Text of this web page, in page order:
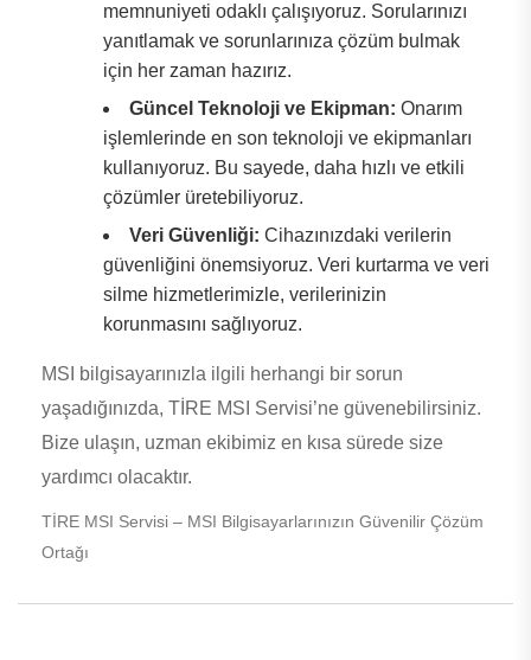
memnuniyeti odaklı çalışıyoruz. Sorularınızı
yanıtlamak ve sorunlarınıza çözüm bulmak
için her zaman hazırız.
Güncel Teknoloji ve Ekipman: Onarım
işlemlerinde en son teknoloji ve ekipmanları
kullanıyoruz. Bu sayede, daha hızlı ve etkili
çözümler üretebiliyoruz.
Veri Güvenliği: Cihazınızdaki verilerin
güvenliğini önemsiyoruz. Veri kurtarma ve veri
silme hizmetlerimizle, verilerinizin
korunmasını sağlıyoruz.
MSI bilgisayarınızla ilgili herhangi bir sorun
yaşadığınızda, TİRE MSI Servisi’ne güvenebilirsiniz.
Bize ulaşın, uzman ekibimiz en kısa sürede size
yardımcı olacaktır.
TİRE MSI Servisi – MSI Bilgisayarlarınızın Güvenilir Çözüm
Ortağı